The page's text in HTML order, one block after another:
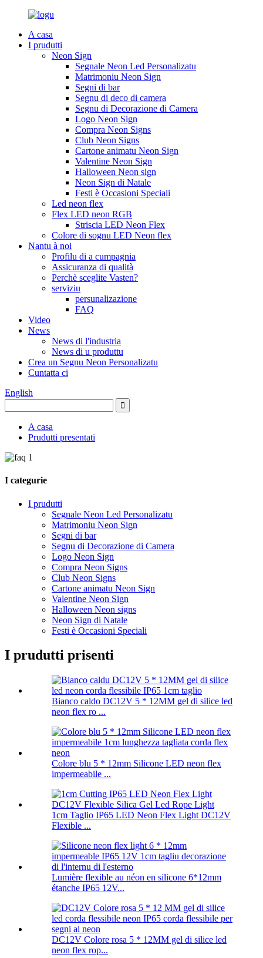
A casa
I prudutti
Neon Sign
Segnale Neon Led Personalizatu
Matrimoniu Neon Sign
Segni di bar
Segnu di deco di camera
Segnu di Decorazione di Camera
Logo Neon Sign
Compra Neon Signs
Club Neon Signs
Cartone animatu Neon Sign
Valentine Neon Sign
Halloween Neon sign
Neon Sign di Natale
Festi è Occasioni Speciali
Led neon flex
Flex LED neon RGB
Striscia LED Neon Flex
Colore di sognu LED Neon flex
Nantu à noi
Profilu di a cumpagnia
Assicuranza di qualità
Perchè sceglite Vasten?
serviziu
persunalizazione
FAQ
Video
News
News di l'industria
News di u produttu
Crea un Segnu Neon Personalizatu
Cuntatta ci
English
A casa
Prudutti presentati
I categurie
I prudutti
Segnale Neon Led Personalizatu
Matrimoniu Neon Sign
Segni di bar
Segnu di Decorazione di Camera
Logo Neon Sign
Compra Neon Signs
Club Neon Signs
Cartone animatu Neon Sign
Valentine Neon Sign
Halloween Neon signs
Neon Sign di Natale
Festi è Occasioni Speciali
I prudutti prisenti
Bianco caldo DC12V 5 * 12MM gel di silice led
neon flex ro ...
Colore blu 5 * 12mm Silicone LED neon flex
impermeabile ...
1cm Taglio IP65 LED Neon Flex Light DC12V
Flexible ...
Lumière flexible au néon en silicone 6*12mm
étanche IP65 12V...
DC12V Colore rosa 5 * 12MM gel di silice led
neon flex rop...